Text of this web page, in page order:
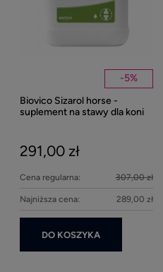
-5%
Biovico Sizarol horse -
suplement na stawy dla koni
291,00 zł
Cena regularna: 307,00 zł
Najniższa cena: 289,00 zł
DO KOSZYKA